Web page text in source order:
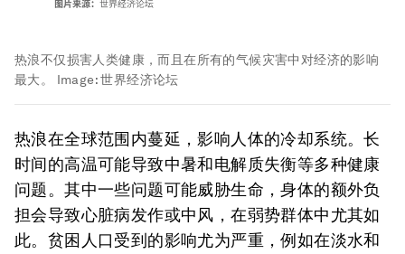
热浪不仅损害人类健康，而且在所有的气候灾害中对经济的影响
最大。
Image:世界经济论坛
热浪在全球范围内蔓延，影响人体的冷却系统。长
时间的高温可能导致中暑和电解质失衡等多种健康
问题。其中一些问题可能威胁生命，身体的额外负
担会导致心脏病发作或中风，在弱势群体中尤其如
此。贫困人口受到的影响尤为严重，例如在淡水和